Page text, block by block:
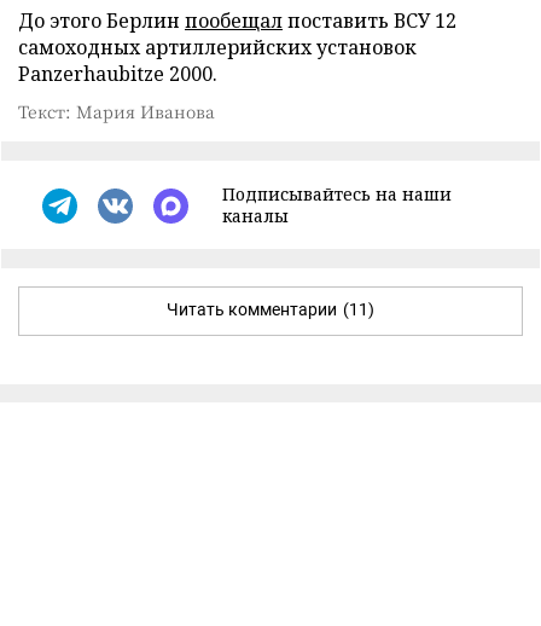
До этого Берлин пообещалпоставить ВСУ 12
самоходных артиллерийских установок
Panzerhaubitze 2000.
Текст: Мария Иванова
Подписывайтесь на наши
каналы
Читать комментарии (11)